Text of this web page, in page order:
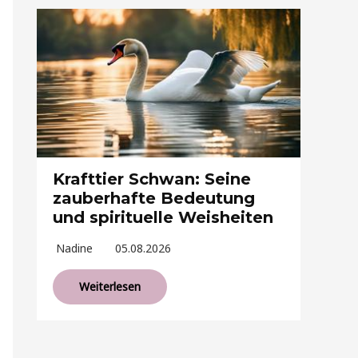
Krafttier Schwan: Seine
zauberhafte Bedeutung
und spirituelle Weisheiten
Nadine 05.08.2026
Weiterlesen